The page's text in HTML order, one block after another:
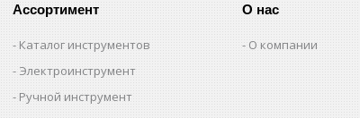
Ассортимент
Каталог инструментов
Электроинструмент
Ручной инструмент
О нас
О компании